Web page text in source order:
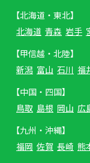
【北海道・東北】
北海道 青森 岩手
【甲信越・北陸】
新潟 富山 石川 福
【中国・四国】
鳥取 島根 岡山 広
【九州・沖縄】
福岡 佐賀 長崎 熊